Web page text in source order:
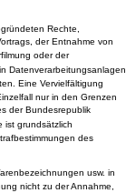
Rechte,
der Entnahme von
oder der
Datenverarbeitungsanlagen,
Eine Vervielfältigung
nur in den Grenzen
der Bundesrepublik
ist grundsätzlich
des
usw. in
nicht zu der Annahme,